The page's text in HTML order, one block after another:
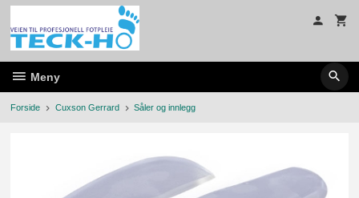
Gå
innholdet
Meny
Forside Cuxson Gerrard Såler og innlegg